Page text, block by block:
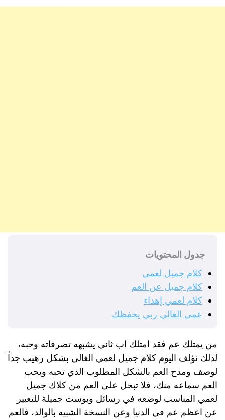
جدول المحتويات
كلام جميل لعمي
كلام جميل عن العم
كلام لعمي إهداء
عمي الغالي ربي يحفظك
من يمتلك عم فقد امتلك اب ثاني يشبهه تصرفاته وحبه،
لذلك نؤلف اليوم كلام جميل لعمي الغالي بشكل رهيب جداً
لوصف ومدح العم بالشكل المطلوب الذي تحبه ويحب
العم سماعه منك، فلا تبخل على العم من كلاك جميل
لعمي المناسب لوضعه في رسائل وبوست جميلة للتعبير
عن اعظم عم في الدنيا وعن النسخة الشبيه بالوالد، فالعم